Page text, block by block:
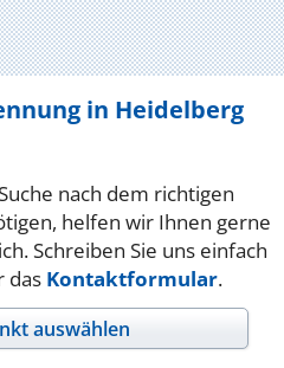
in Heidelberg
nach dem richtigen
helfen wir Ihnen gerne
Schreiben Sie uns einfach
das Kontaktformular.
auswählen